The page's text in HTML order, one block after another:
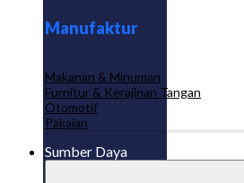
Manufaktur
Makanan & Minuman
Furnitur & Kerajinan Tangan
Otomotif
Pakaian
Sumber Daya